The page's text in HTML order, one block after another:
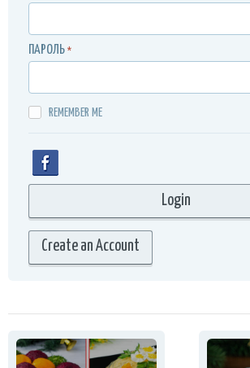
ПАРОЛЬ *
REMEMBER ME
Create an Account